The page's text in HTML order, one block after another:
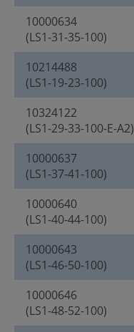
10000634
(LS1-31-35-100)
10214488
(LS1-19-23-100)
10324122
(LS1-29-33-100-E-A2)
10000637
(LS1-37-41-100)
10000640
(LS1-40-44-100)
10000643
(LS1-46-50-100)
10000646
(LS1-48-52-100)